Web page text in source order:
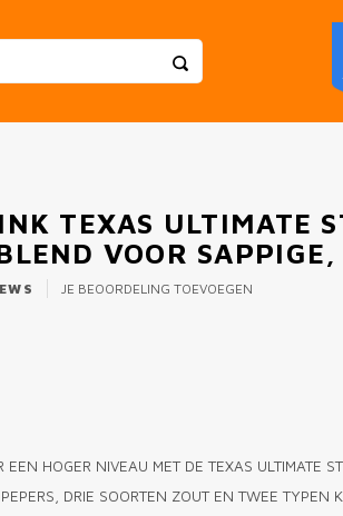
TEXAS ULTIMATE
VOOR
JE BEOORDELING TOEVOEGEN
EEN HOGER NIVEAU MET DE TEXAS ULTIMATE
DRIE SOORTEN ZOUT EN TWEE TYPEN